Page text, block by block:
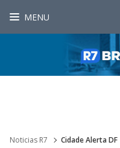
MENU
Noticias R7 Cidade Alerta DF